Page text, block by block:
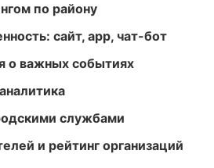
по району
сайт, app, чат-бот
о важных событиях
службами
и рейтинг организаций